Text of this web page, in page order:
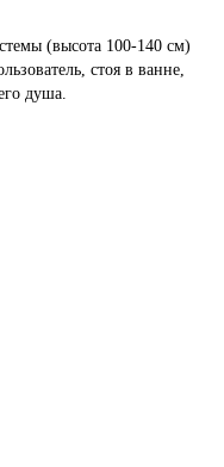
(высота 100-140 см)
стоя в ванне,
душа.